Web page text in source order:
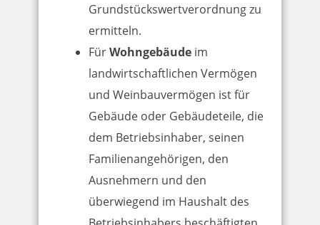
Grundstückswertverordnung zu
ermitteln.
FürWohngebäude im
landwirtschaftlichen Vermögen
und Weinbauvermögen ist für
Gebäude oder Gebäudeteile, die
dem Betriebsinhaber, seinen
Familienangehörigen, den
Ausnehmern und den
überwiegend im Haushalt des